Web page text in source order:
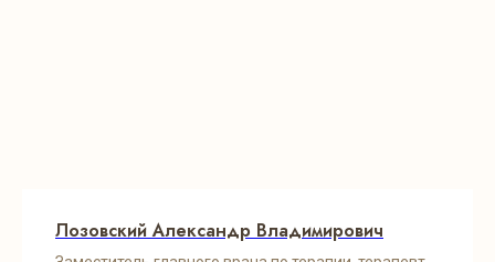
Лозовский Александр Владимирович